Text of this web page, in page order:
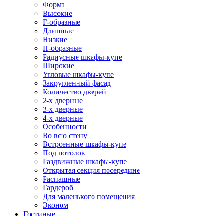
Форма
Высокие
Г-образные
Длинные
Низкие
П-образные
Радиусные шкафы-купе
Широкие
Угловые шкафы-купе
Закругленный фасад
Количество дверей
2-х дверные
3-х дверные
4-х дверные
Особенности
Во всю стену
Встроенные шкафы-купе
Под потолок
Раздвижные шкафы-купе
Открытая секция посередине
Распашные
Гардероб
Для маленького помещения
Эконом
Гостиные